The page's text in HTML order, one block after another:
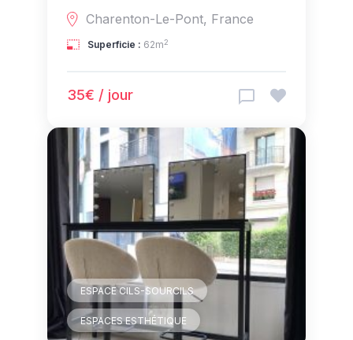
Charenton-Le-Pont, France
Superficie : 62m2
35€ / jour
ESPACE CILS-SOURCILS
ESPACES ESTHÉTIQUE